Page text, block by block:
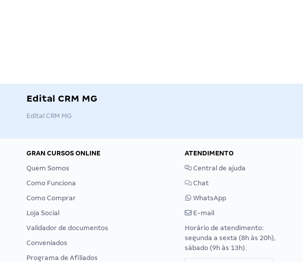
Edital CRM MG
Edital CRM MG
GRAN CURSOS ONLINE
Quem Somos
Como Funciona
Como Comprar
Loja Social
Validador de documentos
Conveniados
Programa de Afiliados
ATENDIMENTO
Central de ajuda
Chat
WhatsApp
E-mail
Horário de atendimento:
segunda a sexta (8h às 20h),
sábado (9h às 13h).